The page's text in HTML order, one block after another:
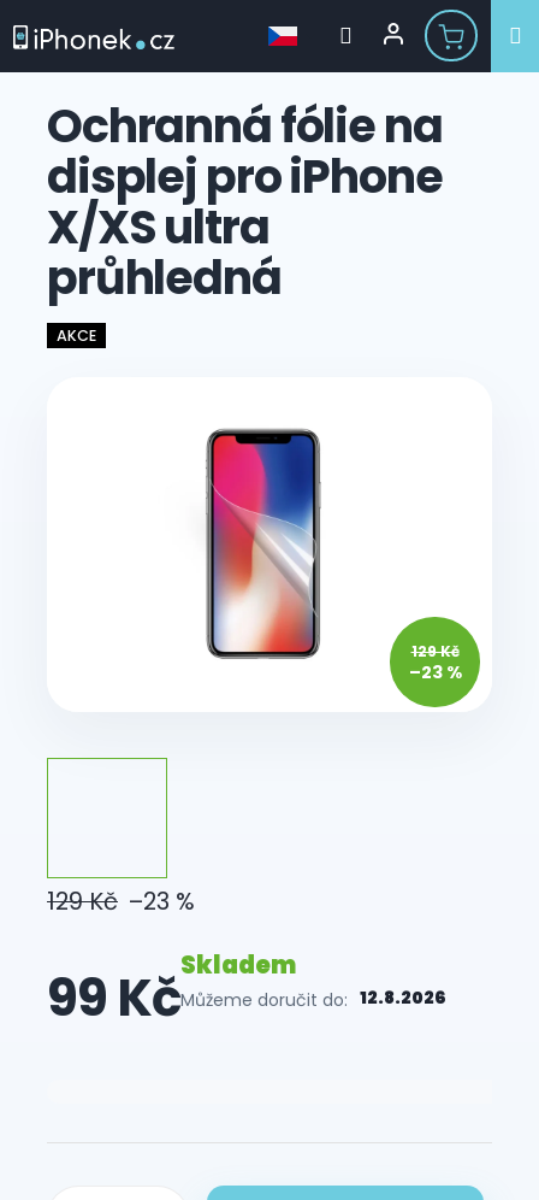
obsahOchranná fólie na
displej pro iPhone
X/XS ultra
průhledná
AKCE
129 Kč
–23 %
129 Kč –23 %
99 KčSkladem
Můžeme doručit do: 12.8.2026